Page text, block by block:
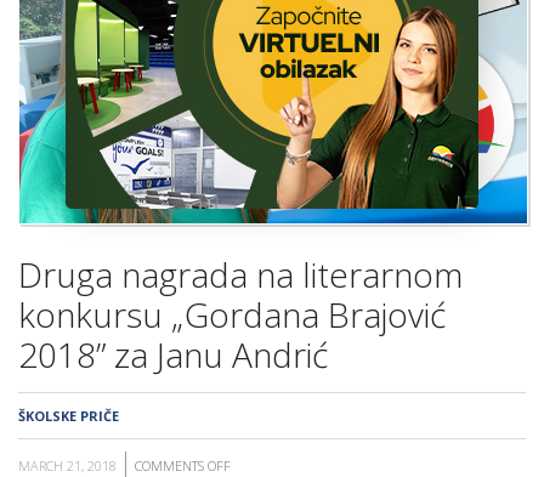
ŠKOLA
Druga nagrada na literarnom
konkursu „Gordana Brajović
2018” za Janu Andrić
ŠKOLSKE PRIČE
MARCH 21, 2018 COMMENTS OFF